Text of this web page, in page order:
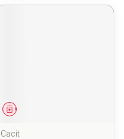
Geneesmiddel
Cacit